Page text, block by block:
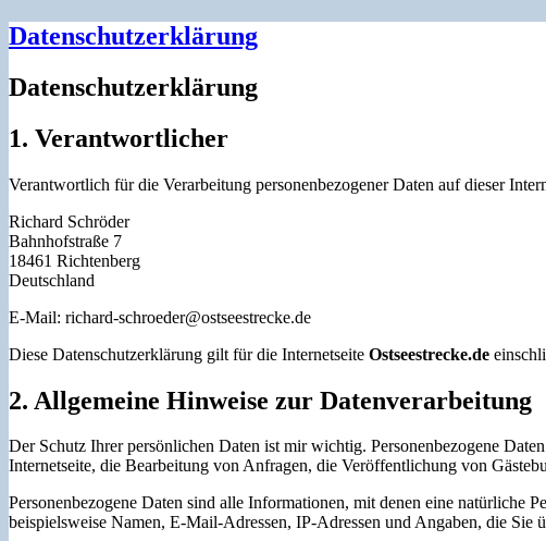
Datenschutzerklärung
Datenschutzerklärung
1. Verantwortlicher
Verantwortlich für die Verarbeitung personenbezogener Daten auf dieser
Richard Schröder
Bahnhofstraße 7
18461 Richtenberg
Deutschland
E-Mail: richard-schroeder@ostseestrecke.de
Diese Datenschutzerklärung gilt für die Internetseite Ostseestrecke.de
2. Allgemeine Hinweise zur Datenverarbeitung
Der Schutz Ihrer persönlichen Daten ist mir wichtig. Personenbezogene
Internetseite, die Bearbeitung von Anfragen, die Veröffentlichung von
Personenbezogene Daten sind alle Informationen, mit denen eine natürliche
beispielsweise Namen, E-Mail-Adressen, IP-Adressen und Angaben, die Sie